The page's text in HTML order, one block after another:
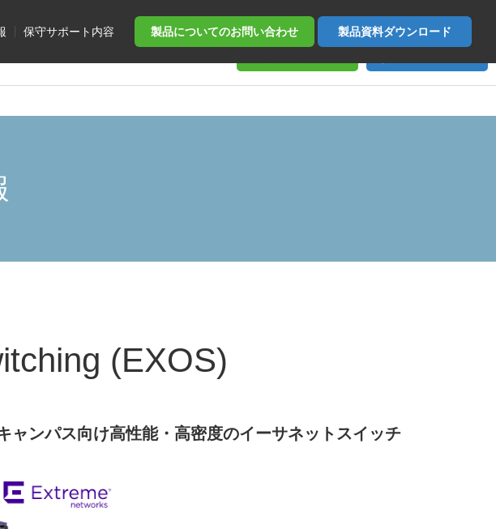
(EXOS)
ンパス向け高性能・高密度のイーサネットスイッチ
製品についてのお問い合わせ 製品資料ダウンロード
保守サポート内容